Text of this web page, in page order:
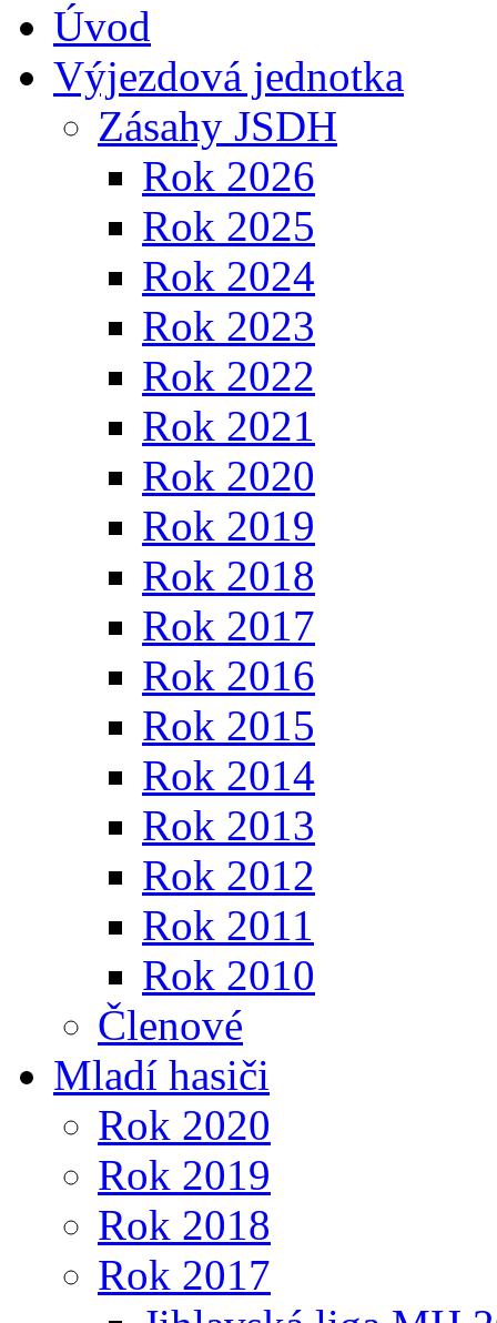
Úvod
Výjezdová jednotka
Zásahy JSDH
Rok 2026
Rok 2025
Rok 2024
Rok 2023
Rok 2022
Rok 2021
Rok 2020
Rok 2019
Rok 2018
Rok 2017
Rok 2016
Rok 2015
Rok 2014
Rok 2013
Rok 2012
Rok 2011
Rok 2010
Členové
Mladí hasiči
Rok 2020
Rok 2019
Rok 2018
Rok 2017